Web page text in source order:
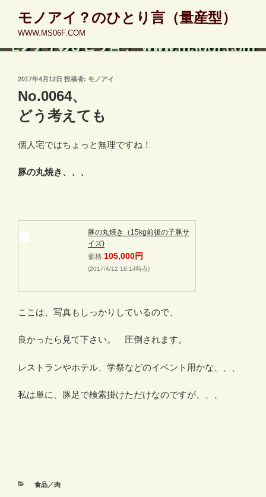
ン
モノアイ？のひとり言（量産型）
WWW.MS06F.COM
投
日:
2017年4月12日 投稿者: モノアイ
No.0064、
どう考えても
個人宅ではちょっと無理ですね！
豚の丸焼き、、、
豚の丸焼き（15kg前後の子豚サ
イズ)
価格:105,000円
(2017/4/12 18:14時点)
ここは、写真もしっかりしているので、
良かったら見て下さい。 圧倒されます。
レストランやホテル、学祭などのイベント用かな、、、
私は単に、豚足で検索掛けただけなのですが、、、
カ
食品／肉